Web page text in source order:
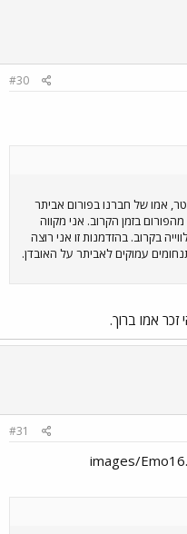
#30
אמו של חברנו בפורום אביתר
בזמן הקרוב. אני מקווה
בקרוב. בהזדמנות זו אני רוצה
עמוקים לאביתר על האובדן.
זכר אמו ברוך.
#31